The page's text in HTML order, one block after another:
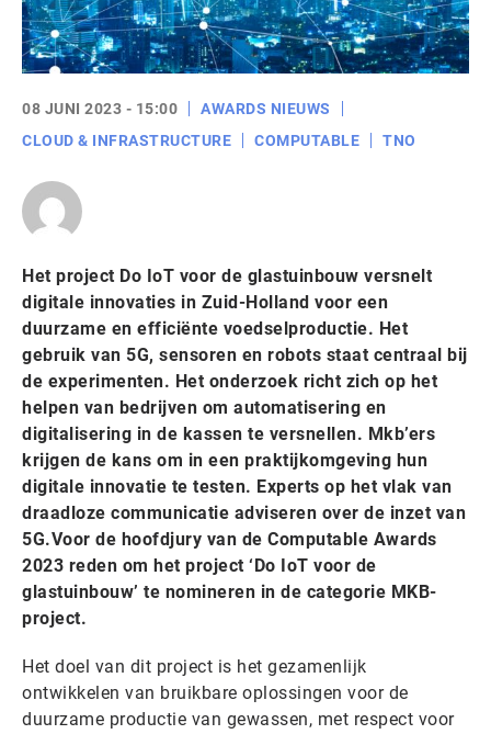
08 JUNI 2023 - 15:00
AWARDS NIEUWS
CLOUD & INFRASTRUCTURE
COMPUTABLE TNO
Het project Do IoT voor de glastuinbouw versnelt
digitale innovaties in Zuid-Holland voor een
duurzame en efficiënte voedselproductie. Het
gebruik van 5G, sensoren en robots staat centraal bij
de experimenten. Het onderzoek richt zich op het
helpen van bedrijven om automatisering en
digitalisering in de kassen te versnellen. Mkb’ers
krijgen de kans om in een praktijkomgeving hun
digitale innovatie te testen. Experts op het vlak van
draadloze communicatie adviseren over de inzet van
5G.Voor de hoofdjury van de Computable Awards
2023 reden om het project ‘Do IoT voor de
glastuinbouw’ te nomineren in de categorie MKB-
project.
Het doel van dit project is het gezamenlijk
ontwikkelen van bruikbare oplossingen voor de
duurzame productie van gewassen, met respect voor